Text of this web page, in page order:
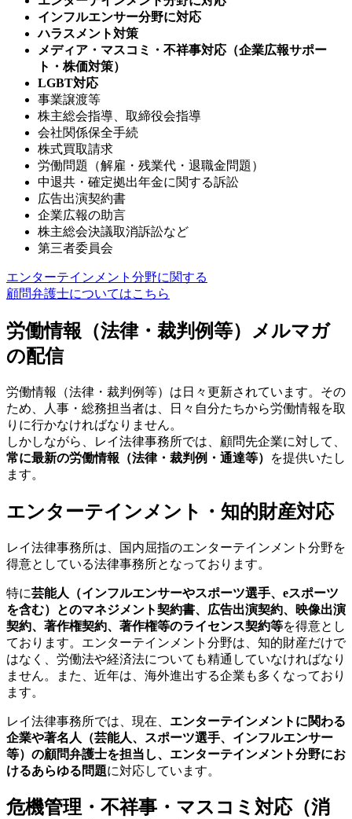
インフルエンサー分野に対応
ハラスメント対策
メディア・マスコミ・不祥事対応（企業広報サポー
ト・株価対策）
LGBT対応
事業譲渡等
株主総会指導、取締役会指導
会社関係保全手続
株式買取請求
労働問題（解雇・残業代・退職金問題）
中退共・確定拠出年金に関する訴訟
広告出演契約書
企業広報の助言
株主総会決議取消訴訟など
第三者委員会
エンターテインメント分野に関する
顧問弁護士についてはこちら
労働情報（法律・裁判例等）メルマガ
の配信
労働情報（法律・裁判例等）は日々更新されています。その
ため、人事・総務担当者は、日々自分たちから労働情報を取
りに行かなければなりません。
しかしながら、レイ法律事務所では、顧問先企業に対して、
常に最新の労働情報（法律・裁判例・通達等）
を提供いたし
ます。
エンターテインメント・知的財産対応
レイ法律事務所は、国内屈指のエンターテインメント分野を
得意としている法律事務所となっております。
特に芸能人（インフルエンサーやスポーツ選手、eスポーツ
を含む）とのマネジメント契約書、広告出演契約、映像出演
契約、著作権契約、著作権等のライセンス契約等を得意とし
ております。エンターテインメント分野は、知的財産だけで
はなく、労働法や経済法についても精通していなければなり
ません。また、近年は、海外進出する企業も多くなっており
ます。
レイ法律事務所では、現在、 エンターテインメントに関わる
企業や著名人（芸能人、スポーツ選手、インフルエンサー
等）の顧問弁護士を担当し、エンターテインメント分野にお
けるあらゆる問題に対応しています。
危機管理・不祥事・マスコミ対応（消